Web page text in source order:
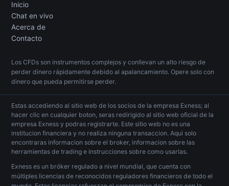
Inicio
Chat en vivo
Acerca de
Contacto
Los CFDs son instrumentos complejos y conllevan un alto riesgo de
perder dinero rápidamente debido al apalancamiento. Opere solo con
dinero que pueda permitirse perder.
Estas accediendo al sitio web de los socios de la empresa Exness; al
hacer clic en cualquier boton, seras redirigido al sitio web oficial de la
empresa Exness y podras registrarte. Este sitio web no es una
institucion financiera y no realiza ninguna transaccion. Aqui solo
encontraras informacion sobre el broker, informacion sobre las
herramientas de trading e instrucciones sobre como usarlas.
Exness es un bróker regulado a nivel mundial, que cuenta con
múltiples licencias de reconocidos reguladores financieros de todo el